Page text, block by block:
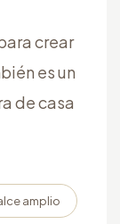
crear
es un
de casa
amplio